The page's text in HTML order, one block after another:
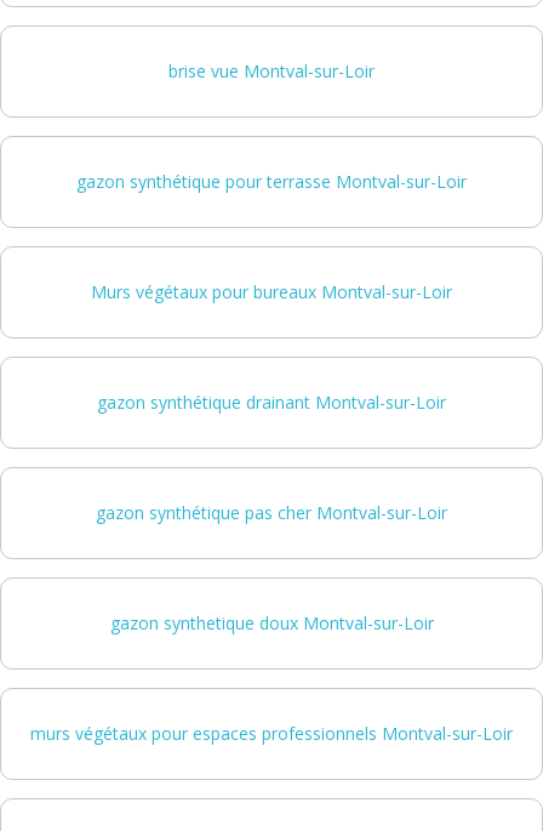
brise vue Montval-sur-Loir
gazon synthétique pour terrasse Montval-sur-Loir
Murs végétaux pour bureaux Montval-sur-Loir
gazon synthétique drainant Montval-sur-Loir
gazon synthétique pas cher Montval-sur-Loir
gazon synthetique doux Montval-sur-Loir
murs végétaux pour espaces professionnels Montval-sur-Loir